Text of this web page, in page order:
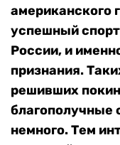
американского
успешный
России, и
признания.
решивших
благополучные
немного. Тем